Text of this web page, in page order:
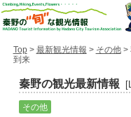
Top> 最新観光情報 > その他>
到来
秦野の観光最新情報
その他